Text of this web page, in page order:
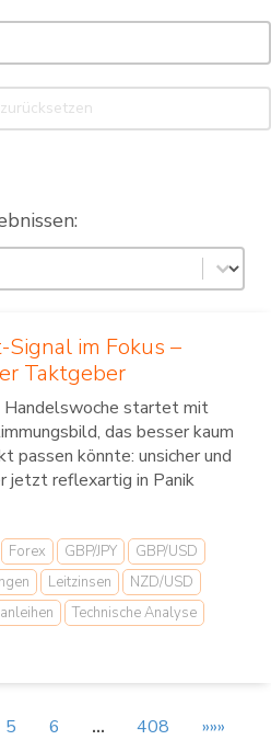
im Fokus –
Taktgeber
Handelswoche startet mit
das besser kaum
passen könnte: unsicher und
jetzt reflexartig in Panik
Forex GBP/JPY
GBP/USD
Leitzinsen
NZD/USD
Technische Analyse
5 6 … 408 »»»